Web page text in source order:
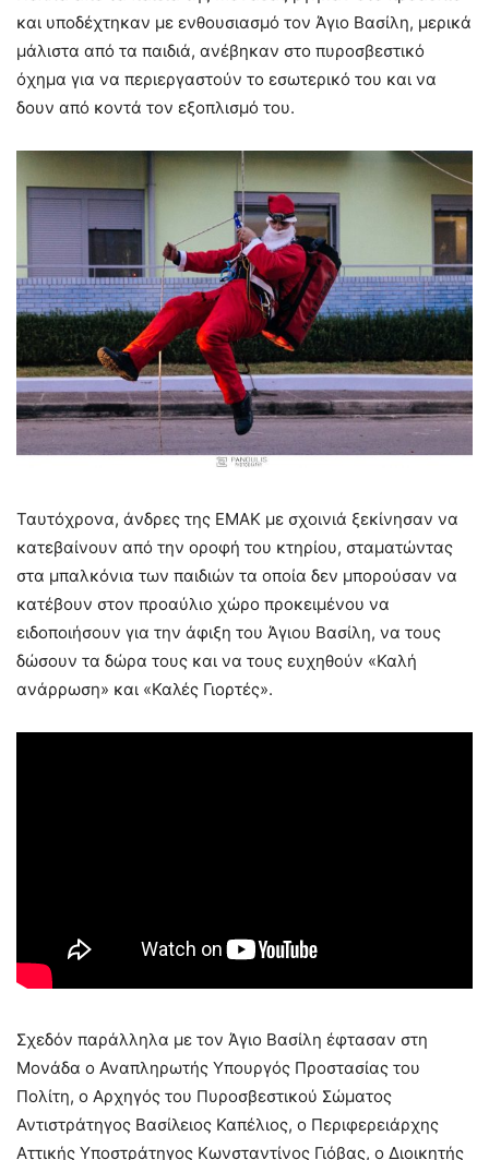
και υποδέχτηκαν με ενθουσιασμό τον Άγιο Βασίλη, μερικά
μάλιστα από τα παιδιά, ανέβηκαν στο πυροσβεστικό
όχημα για να περιεργαστούν το εσωτερικό του και να
δουν από κοντά τον εξοπλισμό του.
Ταυτόχρονα, άνδρες της ΕΜΑΚ με σχοινιά ξεκίνησαν να
κατεβαίνουν από την οροφή του κτηρίου, σταματώντας
στα μπαλκόνια των παιδιών τα οποία δεν μπορούσαν να
κατέβουν στον προαύλιο χώρο προκειμένου να
ειδοποιήσουν για την άφιξη του Άγιου Βασίλη, να τους
δώσουν τα δώρα τους και να τους ευχηθούν «Καλή
ανάρρωση» και «Καλές Γιορτές».
Σχεδόν παράλληλα με τον Άγιο Βασίλη έφτασαν στη
Μονάδα ο Αναπληρωτής Υπουργός Προστασίας του
Πολίτη, ο Αρχηγός του Πυροσβεστικού Σώματος
Αντιστράτηγος Βασίλειος Καπέλιος, ο Περιφερειάρχης
Αττικής Υποστράτηγος Κωνσταντίνος Γιόβας, ο Διοικητής